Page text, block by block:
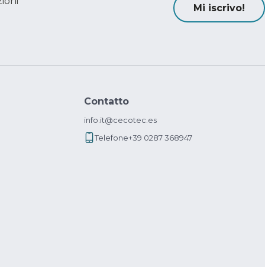
Mi iscrivo!
Contatto
info.it@cecotec.es
Telefone+39 0287 368947